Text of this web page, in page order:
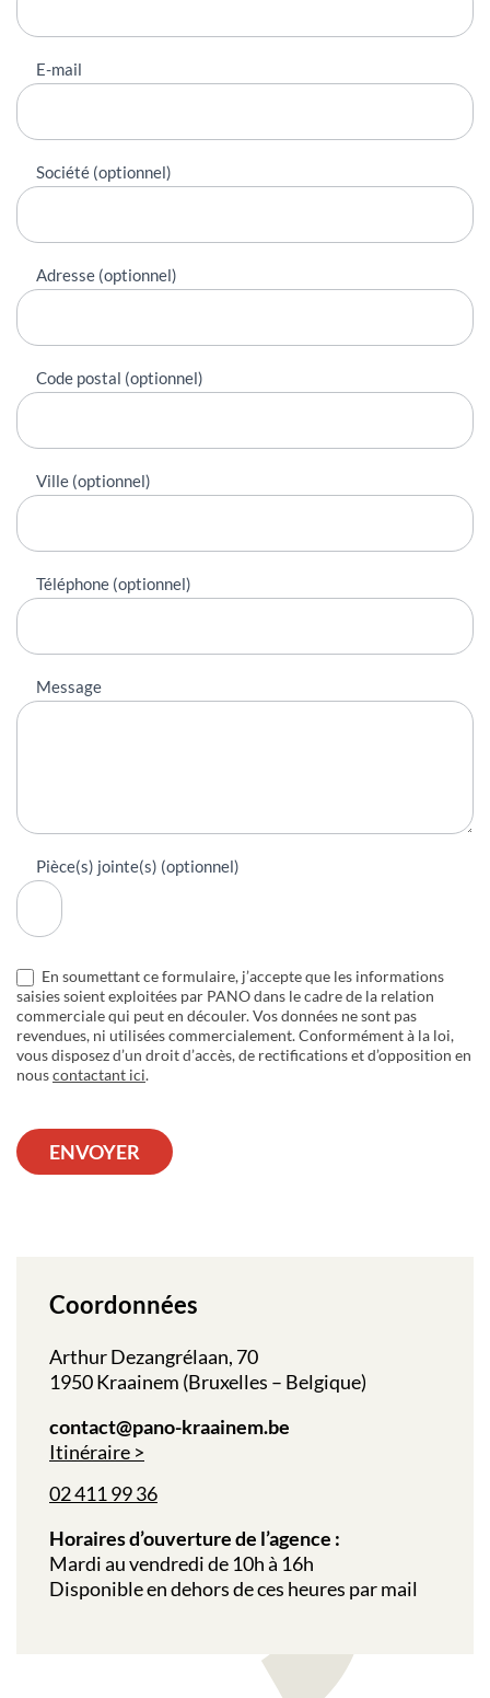
E-mail
Société (optionnel)
Adresse (optionnel)
Code postal (optionnel)
Ville (optionnel)
Téléphone (optionnel)
Message
Pièce(s) jointe(s) (optionnel)
En soumettant ce formulaire, j’accepte que les informations
saisies soient exploitées par PANO dans le cadre de la relation
commerciale qui peut en découler. Vos données ne sont pas
revendues, ni utilisées commercialement. Conformément à la loi,
vous disposez d’un droit d’accès, de rectifications et d’opposition en
nouscontactant ici.
ENVOYER
Coordonnées
Arthur Dezangrélaan, 70
1950 Kraainem (Bruxelles – Belgique)
contact@pano-kraainem.be
Itinéraire
02 411 99 36
Horaires d’ouverture de l’agence :
Mardi au vendredi de 10h à 16h
Disponible en dehors de ces heures par mail